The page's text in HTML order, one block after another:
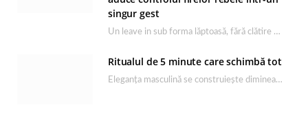
singur gest
Un leave in sub forma lăptoasă, fără clătire care completează rutina Ultimate Smooth și transformă…
Ritualul de 5 minute care schimbă tot
Eleganța masculină se construiește dimineața, în câteva minute și cu produsele potrivite. O rutină de…